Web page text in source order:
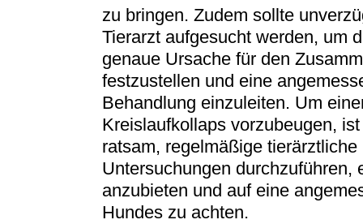
zu bringen. Zudem sollte
Tierarzt aufgesucht werden, um
genaue Ursache für den
festzustellen und eine
Behandlung einzuleiten. Um
Kreislaufkollaps vorzubeugen,
ratsam, regelmäßige tierärztliche
Untersuchungen durchzuführen,
anzubieten und auf eine
Hundes zu achten.